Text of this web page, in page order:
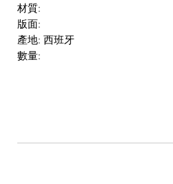
材質:
版面:
產地: 西班牙
數量: